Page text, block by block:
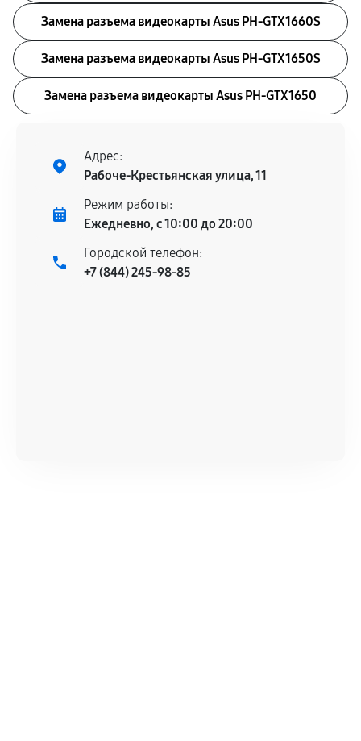
Замена разъема видеокарты Asus PH-GTX1660S
Замена разъема видеокарты Asus PH-GTX1650S
Замена разъема видеокарты Asus PH-GTX1650
Адрес:
Рабоче-Крестьянская улица, 11
Режим работы:
Ежедневно, с 10:00 до 20:00
Городской телефон:
+7 (844) 245-98-85